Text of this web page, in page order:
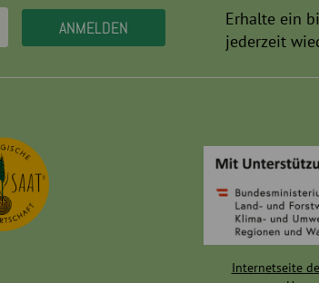
Erhalte ein
jederzeit
Internetseite